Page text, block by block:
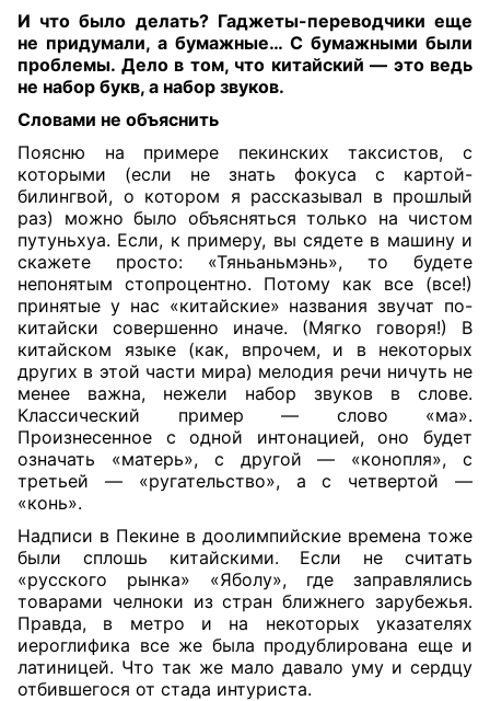
И что было делать? Гаджеты-переводчики еще
не придумали, а бумажные… С бумажными были
проблемы. Дело в том, что китайский — это ведь
не набор букв, а набор звуков.
Словами не объяснить
Поясню на примере пекинских таксистов, с
которыми (если не знать фокуса с картой-
билингвой, о котором я рассказывал в прошлый
раз) можно было объясняться только на чистом
путуньхуа. Если, к примеру, вы сядете в машину и
скажете просто: «Тяньаньмэнь», то будете
непонятым стопроцентно. Потому как все (все!)
принятые у нас «китайские» названия звучат по-
китайски совершенно иначе. (Мягко говоря!) В
китайском языке (как, впрочем, и в некоторых
других в этой части мира) мелодия речи ничуть не
менее важна, нежели набор звуков в слове.
Классический пример — слово «ма».
Произнесенное с одной интонацией, оно будет
означать «матерь», с другой — «конопля», с
третьей — «ругательство», а с четвертой —
«конь».
Надписи в Пекине в доолимпийские времена тоже
были сплошь китайскими. Если не считать
«русского рынка» «Яболу», где заправлялись
товарами челноки из стран ближнего зарубежья.
Правда, в метро и на некоторых указателях
иероглифика все же была продублирована еще и
латиницей. Что так же мало давало уму и сердцу
отбившегося от стада интуриста.